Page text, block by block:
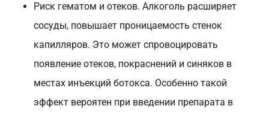
Риск гематом и отеков. Алкоголь расширяет
сосуды, повышает проницаемость стенок
капилляров. Это может спровоцировать
появление отеков, покраснений и синяков в
местах инъекций ботокса. Особенно такой
эффект вероятен при введении препарата в